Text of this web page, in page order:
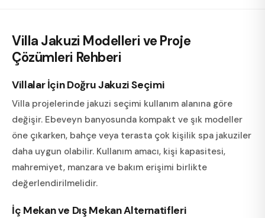
Villa Jakuzi Modelleri ve Proje
Çözümleri Rehberi
Villalar İçin Doğru Jakuzi Seçimi
Villa projelerinde jakuzi seçimi kullanım alanına göre
değişir. Ebeveyn banyosunda kompakt ve şık modeller
öne çıkarken, bahçe veya terasta çok kişilik spa jakuziler
daha uygun olabilir. Kullanım amacı, kişi kapasitesi,
mahremiyet, manzara ve bakım erişimi birlikte
değerlendirilmelidir.
İç Mekan ve Dış Mekan Alternatifleri